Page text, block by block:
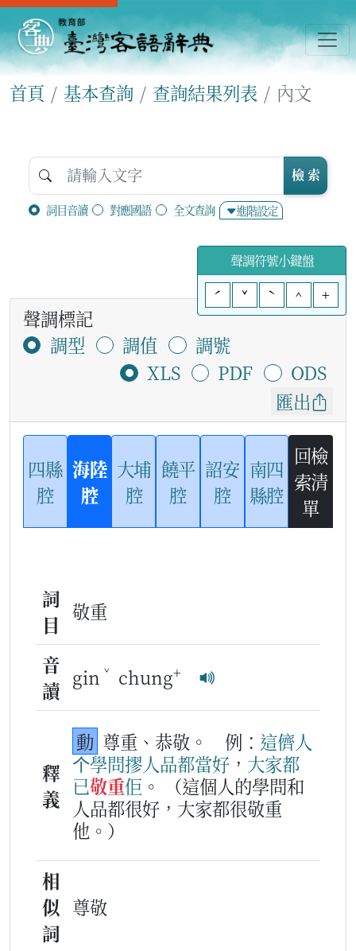
首頁 基本查詢 查詢結果列表 內文
詞目音讀 對應國語 全文查詢 進階設定
檢 索
聲調符號小鍵盤
ˊ
ˇ ˋ ^ +
聲調標記
調型
調值
調號
XLS
PDF
ODS
匯出
四縣
腔
海陸
腔
大埔
腔
饒平
腔
詔安
腔
南四
縣腔
回檢
索清
單
詞
目
敬重
音
讀
gin ˇ chung+
釋
義
動 尊重、恭敬。 例： 這儕人
个學問摎人品都當好 ， 大家都
已敬重佢 。
（這個人的學問和
人品都很好，大家都很敬重
他。）
相
似
詞
尊敬